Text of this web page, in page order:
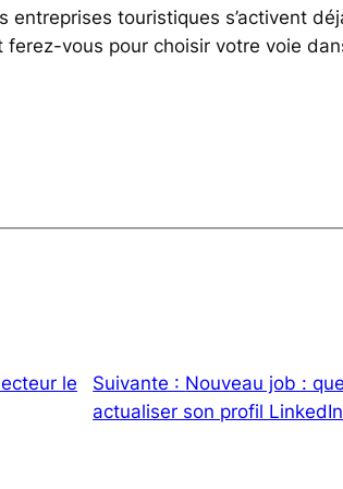
touristiques s’activent
vous pour choisir votre voie
le
Suivante : Nouveau job :
actualiser son profil